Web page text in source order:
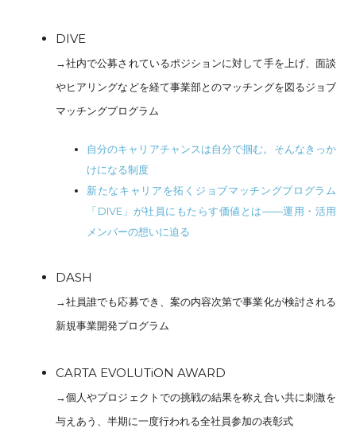
DIVE
→社内で公募されているポジションに対して手を上げ、面談
やヒアリングなどを経て事業部とのマッチングを図るジョブ
マッチングプログラム
自分のキャリアチャンスは自分で掴む。そんなきっか
けになる制度
新たなキャリアを拓くジョブマッチングプログラム
「DIVE」が社員にもたらす価値とは――運用・活用
メンバーの想いに迫る
DASH
→社員誰でも応募でき、案の内容次第で事業化が検討される
新規事業開発プログラム
CARTA EVOLUTiON AWARD
→個人やプロジェクトでの挑戦の結果を称え合い共に刺激を
与えあう、半期に一度行われる全社員参加の表彰式